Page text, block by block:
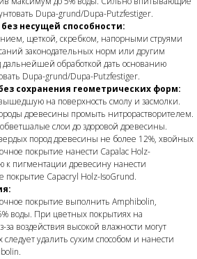
Dupa-grund/Dupa-Putzfestiger.
несущей способности:
щеткой, скребком, напорными струями
законодательных норм или другим
обработкой дать основанию
Dupa-grund/Dupa-Putzfestiger.
сохранения геометрических форм:
на поверхность смолу и засмолки.
древесины промыть нитрорастворителем.
слои до здоровой древесины.
пород древесины не более 12%, хвойных
покрытие нанести Capalac Holz-
к пигментации древесину нанести
Capacryl Holz-IsoGrund.
покрытие выполнить Amphibolin,
воды. При цветных покрытиях на
воздействия высокой влажности могут
удалить сухим способом и нанести